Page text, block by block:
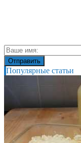
Популярные статьи